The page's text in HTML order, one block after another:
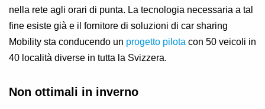
nella rete agli orari di punta. La tecnologia necessaria a tal
fine esiste già e il fornitore di soluzioni di car sharing
Mobility sta conducendo un progetto pilota con 50 veicoli in
40 località diverse in tutta la Svizzera.
Non ottimali in inverno